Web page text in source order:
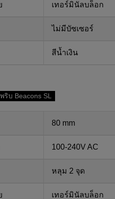
เทอร์มินัลบล็อก
ไม่มีบัซเซอร์
สีน้ำเงิน
ริบ Beacons SL
80 mm
100-240V AC
หลุม 2 จุด
เทอร์มินัลบล็อก